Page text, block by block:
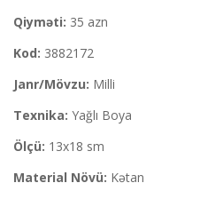
Qiyməti: 35 azn
Kod: 3882172
Janr/Mövzu: Milli
Texnika: Yağlı Boya
Ölçü: 13x18 sm
Material Növü: Kətan